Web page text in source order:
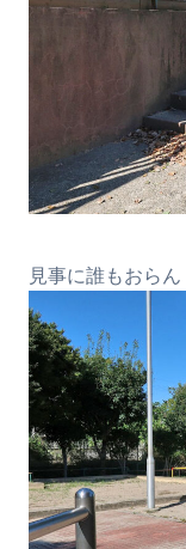
見事に誰もおら